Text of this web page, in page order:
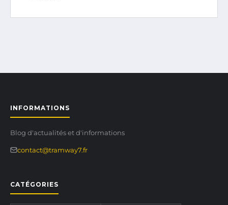
INFORMATIONS
Blog d'actualités et d'informations
contact@tramway7.fr
CATÉGORIES